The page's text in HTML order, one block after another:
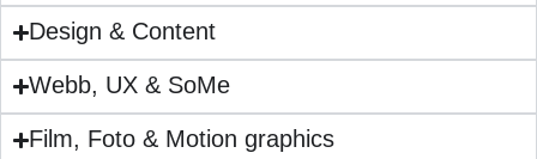
Design & Content
Webb, UX & SoMe
Film, Foto & Motion graphics